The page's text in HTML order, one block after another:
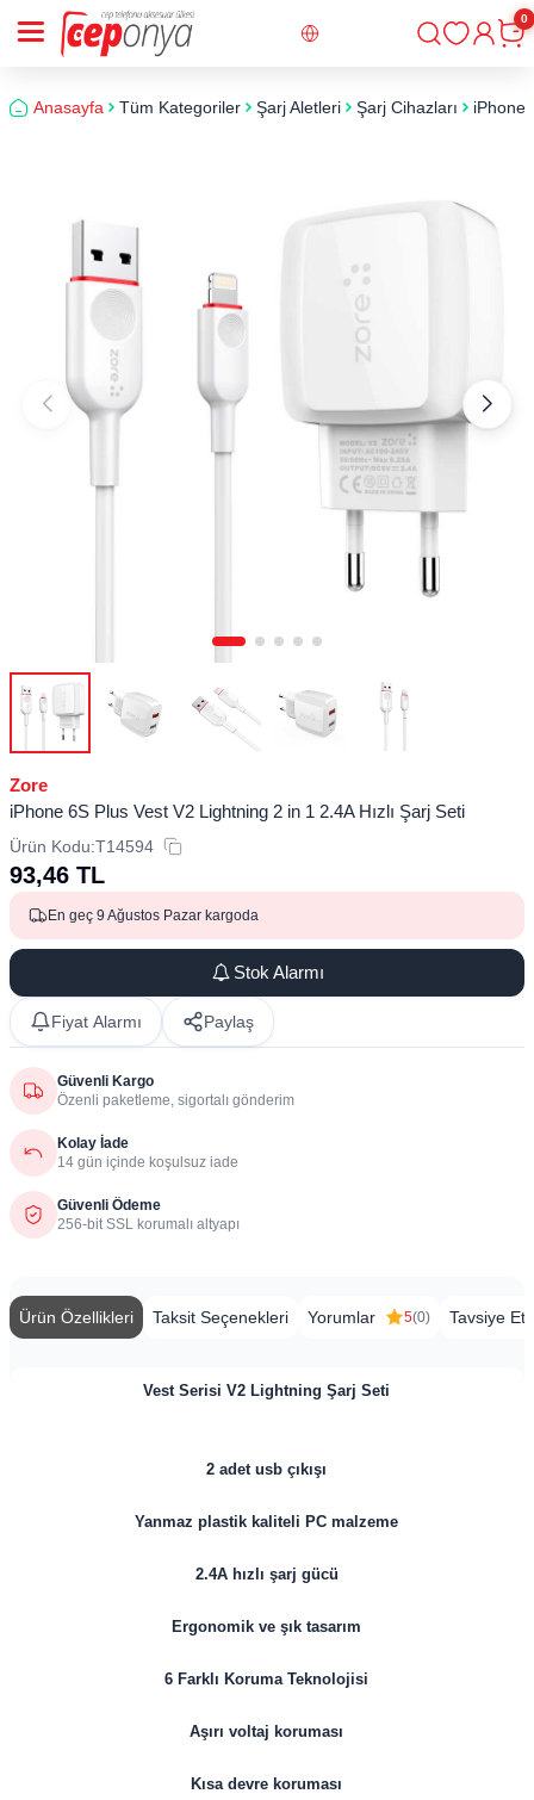
Giriş
0
Anasayfa Tüm Kategoriler Şarj Aletleri Şarj Cihazları iPhone
Zore
iPhone 6S Plus Vest V2 Lightning 2 in 1 2.4A Hızlı Şarj Seti
Ürün Kodu:T14594
93,46 TL
En geç 9 Ağustos Pazar kargoda
Stok Alarmı
Fiyat Alarmı Paylaş
Güvenli Kargo
Özenli paketleme, sigortalı gönderim
Kolay İade
14 gün içinde koşulsuz iade
Güvenli Ödeme
256-bit SSL korumalı altyapı
Ürün Özellikleri Taksit Seçenekleri Yorumlar 5(0) Tavsiye Et
Vest Serisi V2 Lightning Şarj Seti
2 adet usb çıkışı
Yanmaz plastik kaliteli PC malzeme
2.4A hızlı şarj gücü
Ergonomik ve şık tasarım
6 Farklı Koruma Teknolojisi
Aşırı voltaj koruması
Kısa devre koruması